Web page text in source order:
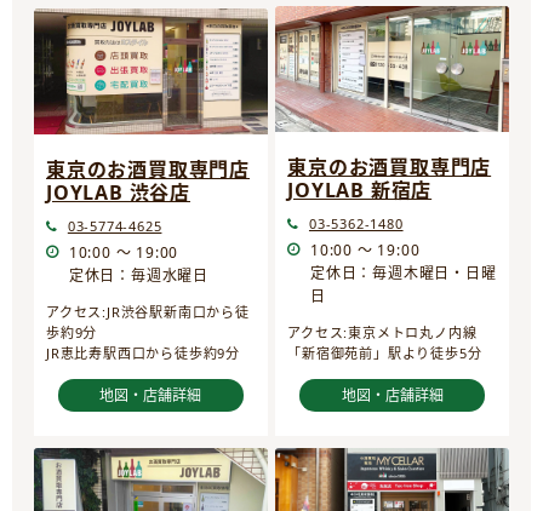
東京のお酒買取専門店
JOYLAB 渋谷店
03-5774-4625
10:00 ～ 19:00
定休日：毎週水曜日
アクセス:JR渋谷駅新南口から徒
歩約9分
JR恵比寿駅西口から徒歩約9分
地図・店舗詳細
東京のお酒買取専門店
JOYLAB 新宿店
03-5362-1480
10:00 ～ 19:00
定休日：毎週木曜日・日曜
日
アクセス:東京メトロ丸ノ内線
「新宿御苑前」駅より徒歩5分
地図・店舗詳細